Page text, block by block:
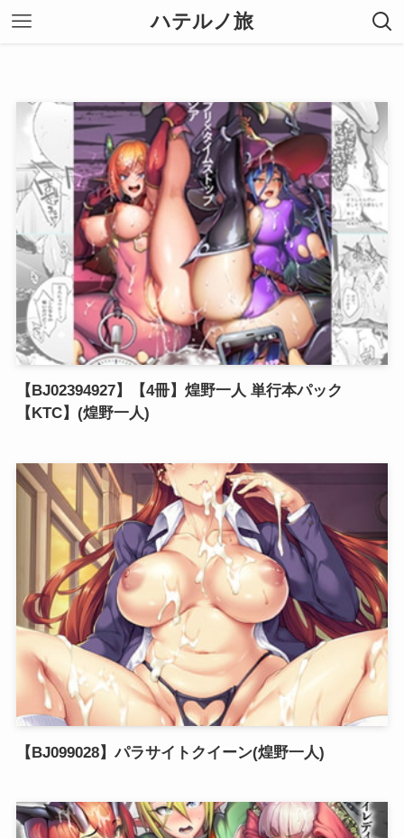
ハテルノ旅
【BJ02394927】【4冊】煌野一人 単行本パック
【KTC】(煌野一人)
【BJ099028】パラサイトクイーン(煌野一人)